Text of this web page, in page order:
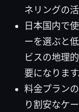
ネリングの
日本国内で
ーを選ぶと
ビスの地理
要になります
料金プラン
り割安なケ